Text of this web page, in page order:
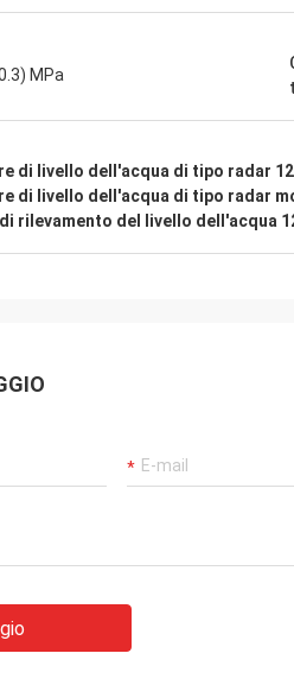
MPa
di livello dell'acqua di tipo radar
di livello dell'acqua di tipo radar
rilevamento del livello dell'acqua